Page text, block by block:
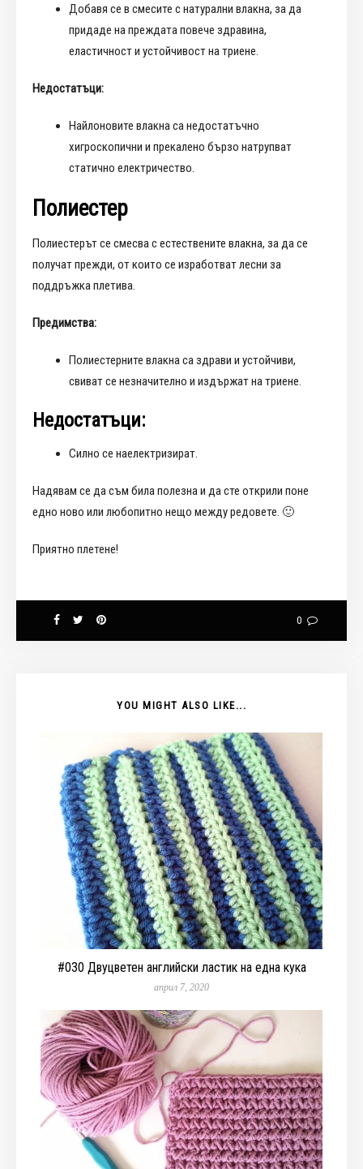
Добавя се в смесите с натурални влакна, за да
придаде на преждата повече здравина,
еластичност и устойчивост на триене.
Недостатъци:
Найлоновите влакна са недостатъчно
хигроскопични и прекалено бързо натрупват
статично електричество.
Полиестер
Полиестерът се смесва с естествените влакна, за да се
получат прежди, от които се изработват лесни за
поддръжка плетива.
Предимства:
Полиестерните влакна са здрави и устойчиви,
свиват се незначително и издържат на триене.
Недостатъци:
Силно се наелектризират.
Надявам се да съм била полезна и да сте открили поне
едно ново или любопитно нещо между редовете. 🙂
Приятно плетене!
0
YOU MIGHT ALSO LIKE...
#030 Двуцветен английски ластик на една кука
април 7, 2020